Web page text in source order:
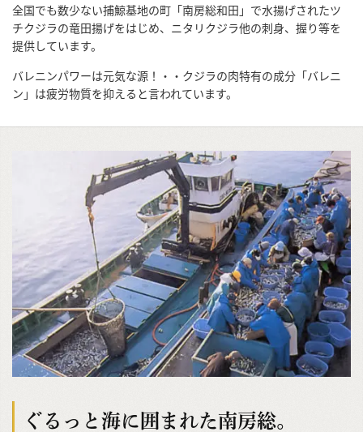
全国でも数少ない捕鯨基地の町「南房総和田」で水揚げされたツ
チクジラの竜田揚げをはじめ、ニタリクジラ他の刺身、握り等を
提供しています。
バレニンパワーは元気な源！・・クジラの肉特有の成分「バレニ
ン」は疲労物質を抑えると言われています。
ぐるっと海に囲まれた南房総。